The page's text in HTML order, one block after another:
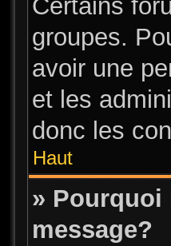
Certains
groupes.
avoir une
et les
donc les
Haut
» Pourquoi
message?